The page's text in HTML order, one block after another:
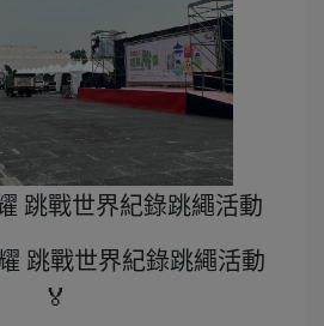
跳戰世界紀錄跳繩活動
🏅